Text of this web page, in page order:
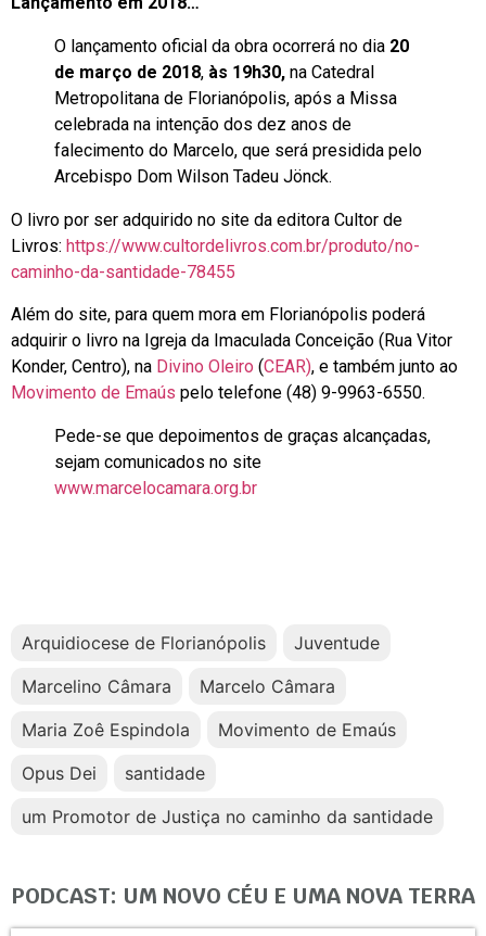
O lançamento oficial da obra ocorrerá no dia 20
de março de 2018, às 19h30, na Catedral
Metropolitana de Florianópolis, após a Missa
celebrada na intenção dos dez anos de
falecimento do Marcelo, que será presidida pelo
Arcebispo Dom Wilson Tadeu Jönck.
O livro por ser adquirido no site da editora Cultor de
Livros: https://www.cultordelivros.com.br/produto/no-
caminho-da-santidade-78455
Além do site, para quem mora em Florianópolis poderá
adquirir o livro na Igreja da Imaculada Conceição (Rua Vitor
Konder, Centro), na Divino Oleiro (CEAR), e também junto ao
Movimento de Emaús pelo telefone (48) 9-9963-6550.
Pede-se que depoimentos de graças alcançadas,
sejam comunicados no site
www.marcelocamara.org.br
Arquidiocese de Florianópolis
Juventude
Marcelino Câmara
Marcelo Câmara
Maria Zoê Espindola
Movimento de Emaús
Opus Dei
santidade
um Promotor de Justiça no caminho da santidade
PODCAST: UM NOVO CÉU E UMA NOVA TERRA